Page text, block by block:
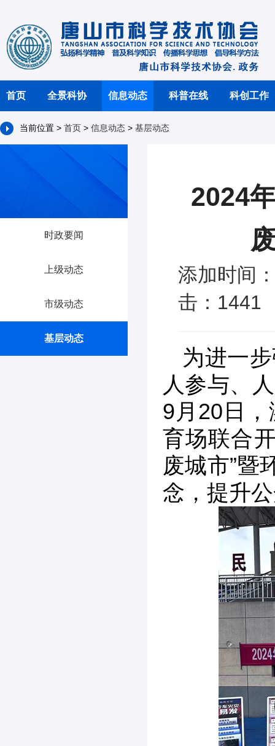
首页 全景科协 信息动态 科普在线 科创工作
当前位置 > 首页 > 信息动态 > 基层动态
时政要闻
上级动态
市级动态
基层动态
2024
添加时间
击：1441
为进一
人参与、
9月20日
育场联合
废城市”暨
念，提升